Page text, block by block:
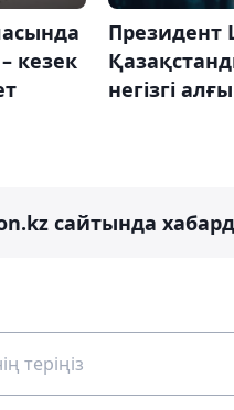
кезек
негізгі
сайтында